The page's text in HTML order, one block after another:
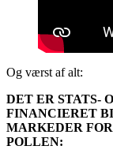
Og værst af alt:
DET ER STATS-
FINANCIERET
MARKEDER
POLLEN: